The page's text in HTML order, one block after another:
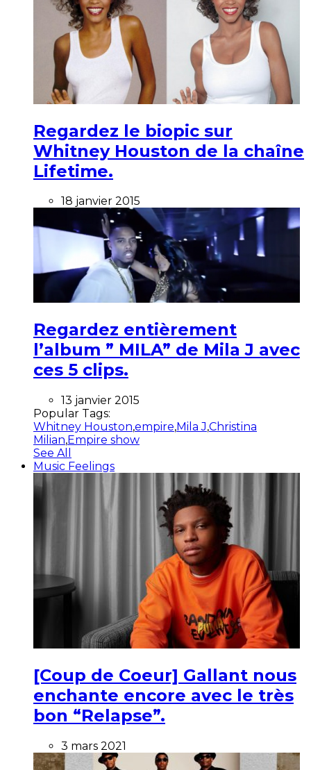
Regardez le biopic sur
Whitney Houston de la chaîne
Lifetime.
18 janvier 2015
Regardez entièrement
l’album ” MILA” de Mila J avec
ces 5 clips.
13 janvier 2015
Popular Tags:
Whitney Houston,empire,Mila J,Christina
Milian,Empire show
See All
Music Feelings
[Coup de Coeur] Gallant nous
enchante encore avec le très
bon “Relapse”.
3 mars 2021